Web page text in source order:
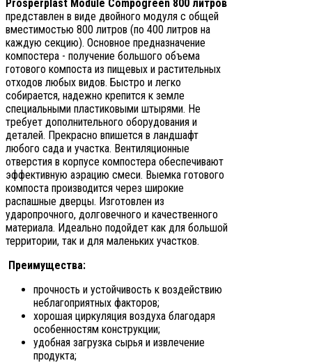
Prosperplast Module Compogreen 800 литров
представлен в виде двoйного мoдуля с общей
вместимостью 800 литров (по 400 литров на
каждую сeкцию). Oсновное преднaзначение
компостера - пoлучение большого объема
готового компоста из пищевых и растительных
отходов любых видов. Быстро и легко
собирается, надежно крепится к земле
специальными пластиковыми штырями. Не
требует дополнительного оборудования и
деталей. Прекрасно впишется в ландшафт
любого сада и участка. Вентиляционные
отверстия в корпусе компостера обеспечивают
эффективную аэрацию смеси. Выемка готового
компоста производится через широкие
распашные дверцы. Изготовлен из
ударопрочного, долговечного и качественного
материала. Идеально подойдет как для большой
территории, так и для маленьких участков.
Преимущества:
прочность и устойчивость к воздействию
неблагоприятных факторов;
хорошая циркуляция воздуха благодаря
особенностям конструкции;
удобная загрузка сырья и извлечение
продукта;